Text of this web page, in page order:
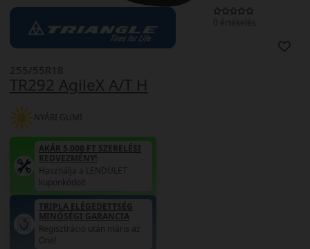
0 értékelés
TR292 AgileX A/T H
255/55R18
NYÁRI GUMI
AKÁR 5.000 FT SZERELÉSI
KEDVEZMÉNY!
Használja a LENDÜLET
kuponkódot!
TRIPLA ELÉGEDETTSÉG
MINŐSÉGI GARANCIA
Regisztráció után máris az
Öné!